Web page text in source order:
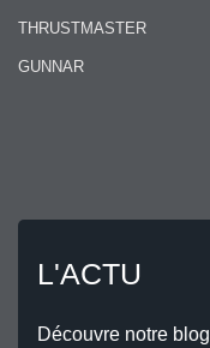
THRUSTMASTER
GUNNAR
L'ACTU
Découvre notre blog